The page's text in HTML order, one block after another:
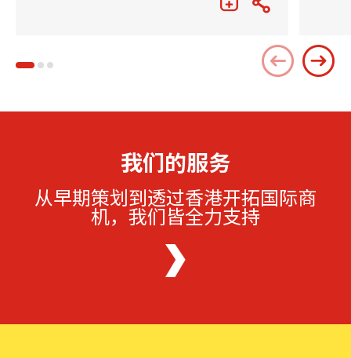
我们的服务
从早期策划到透过香港开拓国际商
机，我们皆全力支持